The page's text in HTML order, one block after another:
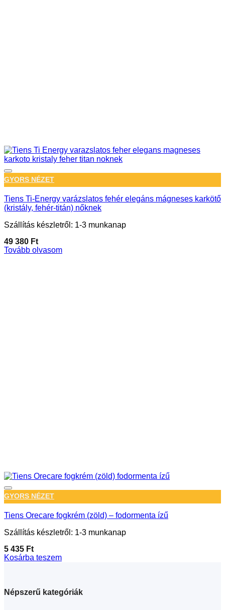
GYORS NÉZET
Tiens Ti-Energy varázslatos fehér elegáns mágneses karkötő
(kristály, fehér-titán) nőknek
Szállítás készletről: 1-3 munkanap
49 380 Ft
Tovább olvasom
GYORS NÉZET
Tiens Orecare fogkrém (zöld) – fodormenta ízű
Szállítás készletről: 1-3 munkanap
5 435 Ft
Kosárba teszem
Népszerű kategóriák